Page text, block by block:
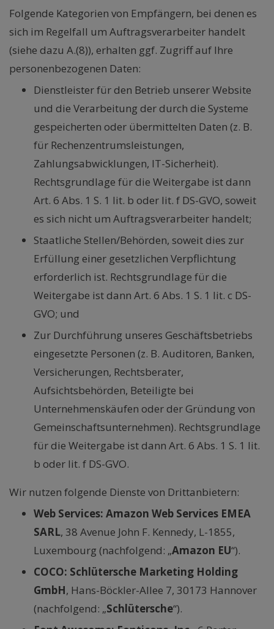
Folgende Kategorien von Empfängern, bei denen es
sich im Regelfall um Auftragsverarbeiter handelt
(siehe dazu A.(8)), erhalten ggf. Zugriff auf Ihre
personenbezogenen Daten:
Dienstleister für den Betrieb unserer Website
und die Verarbeitung der durch die Systeme
gespeicherten oder übermittelten Daten (z. B.
für Rechenzentrumsleistungen,
Zahlungsabwicklungen, IT-Sicherheit).
Rechtsgrundlage für die Weitergabe ist dann
Art. 6 Abs. 1 S. 1 lit. b oder lit. f DS-GVO, soweit
es sich nicht um Auftragsverarbeiter handelt;
Staatliche Stellen/Behörden, soweit dies zur
Erfüllung einer gesetzlichen Verpflichtung
erforderlich ist. Rechtsgrundlage für die
Weitergabe ist dann Art. 6 Abs. 1 S. 1 lit. c DS-
GVO; und
Zur Durchführung unseres Geschäftsbetriebs
eingesetzte Personen (z. B. Auditoren, Banken,
Versicherungen, Rechtsberater,
Aufsichtsbehörden, Beteiligte bei
Unternehmenskäufen oder der Gründung von
Gemeinschaftsunternehmen). Rechtsgrundlage
für die Weitergabe ist dann Art. 6 Abs. 1 S. 1 lit.
b oder lit. f DS-GVO.
Wir nutzen folgende Dienste von Drittanbietern:
Web Services: Amazon Web Services EMEA
SARL, 38 Avenue John F. Kennedy, L-1855,
Luxembourg (nachfolgend: „Amazon EU“).
COCO: Schlütersche Marketing Holding
GmbH, Hans-Böckler-Allee 7, 30173 Hannover
(nachfolgend: „Schlütersche“).